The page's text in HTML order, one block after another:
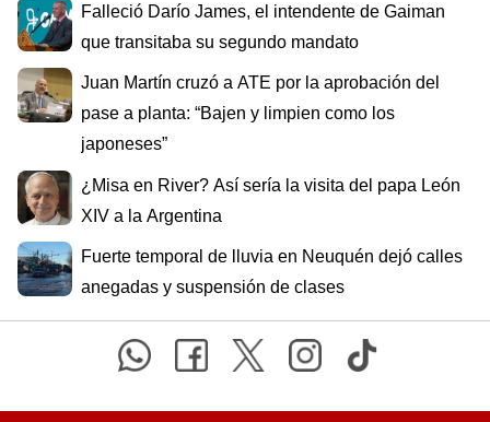
Falleció Darío James, el intendente de Gaiman
que transitaba su segundo mandato
Juan Martín cruzó a ATE por la aprobación del
pase a planta: “Bajen y limpien como los
japoneses”
¿Misa en River? Así sería la visita del papa León
XIV a la Argentina
Fuerte temporal de lluvia en Neuquén dejó calles
anegadas y suspensión de clases